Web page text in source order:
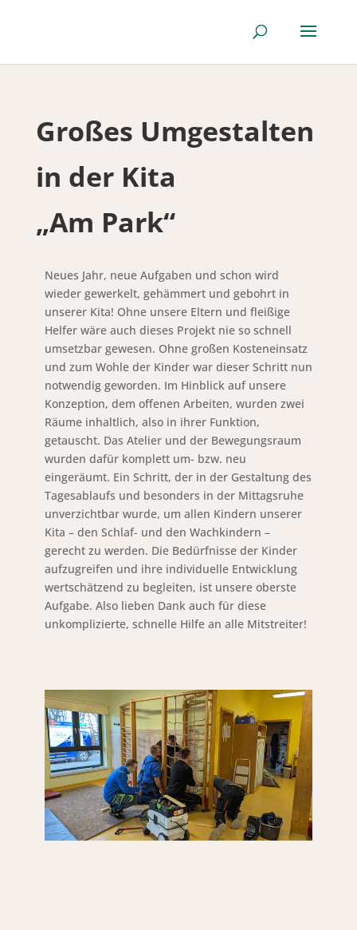
Großes Umgestalten
in der Kita
„Am Park“
Neues Jahr, neue Aufgaben und schon wird
wieder gewerkelt, gehämmert und gebohrt in
unserer Kita! Ohne unsere Eltern und fleißige
Helfer wäre auch dieses Projekt nie so schnell
umsetzbar gewesen. Ohne großen Kosteneinsatz
und zum Wohle der Kinder war dieser Schritt nun
notwendig geworden. Im Hinblick auf unsere
Konzeption, dem offenen Arbeiten, wurden zwei
Räume inhaltlich, also in ihrer Funktion,
getauscht. Das Atelier und der Bewegungsraum
wurden dafür komplett um- bzw. neu
eingeräumt. Ein Schritt, der in der Gestaltung des
Tagesablaufs und besonders in der Mittagsruhe
unverzichtbar wurde, um allen Kindern unserer
Kita – den Schlaf- und den Wachkindern –
gerecht zu werden. Die Bedürfnisse der Kinder
aufzugreifen und ihre individuelle Entwicklung
wertschätzend zu begleiten, ist unsere oberste
Aufgabe. Also lieben Dank auch für diese
unkomplizierte, schnelle Hilfe an alle Mitstreiter!